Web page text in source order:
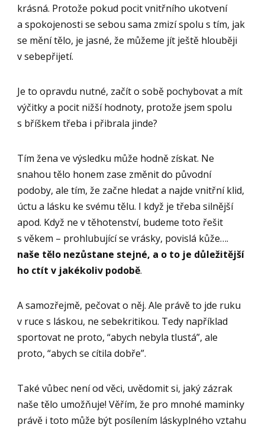
krásná. Protože pokud pocit vnitřního ukotvení
a spokojenosti se sebou sama zmizí spolu s tím, jak
se mění tělo, je jasné, že můžeme jít ještě hlouběji
v sebepřijetí.
Je to opravdu nutné, začít o sobě pochybovat a mít
výčitky a pocit nižší hodnoty, protože jsem spolu
s bříškem třeba i přibrala jinde?
Tím žena ve výsledku může hodně získat. Ne
snahou tělo honem zase změnit do původní
podoby, ale tím, že začne hledat a najde vnitřní klid,
úctu a lásku ke svému tělu. I když je třeba silnější
apod. Když ne v těhotenství, budeme toto řešit
s věkem – prohlubující se vrásky, povislá kůže….
naše tělo nezůstane stejné, a o to je důležitější
ho ctít v jakékoliv podobě.
A samozřejmě, pečovat o něj. Ale právě to jde ruku
v ruce s láskou, ne sebekritikou. Tedy například
sportovat ne proto, “abych nebyla tlustá”, ale
proto, “abych se cítila dobře”.
Také vůbec není od věci, uvědomit si, jaký zázrak
naše tělo umožňuje! Věřím, že pro mnohé maminky
právě i toto může být posílením láskyplného vztahu